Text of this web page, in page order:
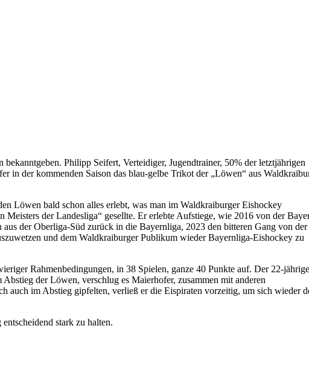
Philipp Seifert, Verteidiger, Jugendtrainer, 50% der letztjährigen
in der kommenden Saison das blau-gelbe Trikot der „Löwen“ aus
Löwen bald schon alles erlebt, was man im Waldkraiburger Eishockey
der Landesliga“ gesellte. Er erlebte Aufstiege, wie 2016 von der
der Oberliga-Süd zurück in die Bayernliga, 2023 den bitteren Gang von der
und dem Waldkraiburger Publikum wieder Bayernliga-Eishockey zu
Rahmenbedingungen, in 38 Spielen, ganze 40 Punkte auf. Der 22-
der Löwen, verschlug es Maierhofer, zusammen mit anderen
auch im Abstieg gipfelten, verließ er die Eispiraten vorzeitig, um sich wieder
stark zu halten.